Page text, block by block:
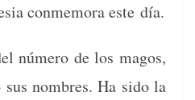
con­mem­o­ra este día.
número de los magos,
nom­bres. Ha sido la